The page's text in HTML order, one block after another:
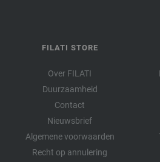
FILATI STORE
Over FILATI
Duurzaamheid
Contact
Nieuwsbrief
Algemene voorwaarden
Recht op annulering